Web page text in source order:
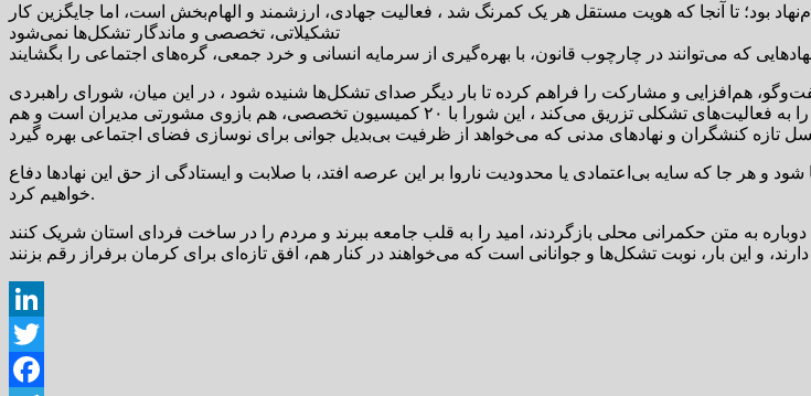
بود؛ تا آنجا که هویت مستقل هر یک کمرنگ شد ، فعالیت جهادی، ارزشمند و الهام‌بخش است، اما جایگزین کار
تشکیلاتی، تخصصی و ماندگار تشکل‌ها نمی‌شود
که می‌توانند در چارچوب قانون، با بهره‌گیری از سرمایه انسانی و خرد جمعی، گره‌های اجتماعی را بگشایند
هم‌افزایی و مشارکت را فراهم کرده تا بار دیگر صدای تشکل‌ها شنیده شود ، در این میان، شورای راهبردی
جوانان استان کرمان به‌عنوان ساختاری نوآورانه و برخاسته از دل خود جوانان، این شور تازه را به فعالیت‌های تشکلی تزریق می‌کند ، این شورا با ۲۰ کمیسیون تخصصی، هم بازوی مشورتی مدیران است و هم
و هر جا که سایه بی‌اعتمادی یا محدودیت ناروا بر این عرصه افتد، با صلابت و ایستادگی از حق این نهادها دفاع
خواهیم کرد.
به متن حکمرانی محلی بازگردند، امید را به قلب جامعه ببرند و مردم را در ساخت فردای استان شریک کنند
LinkedIn
Twitter